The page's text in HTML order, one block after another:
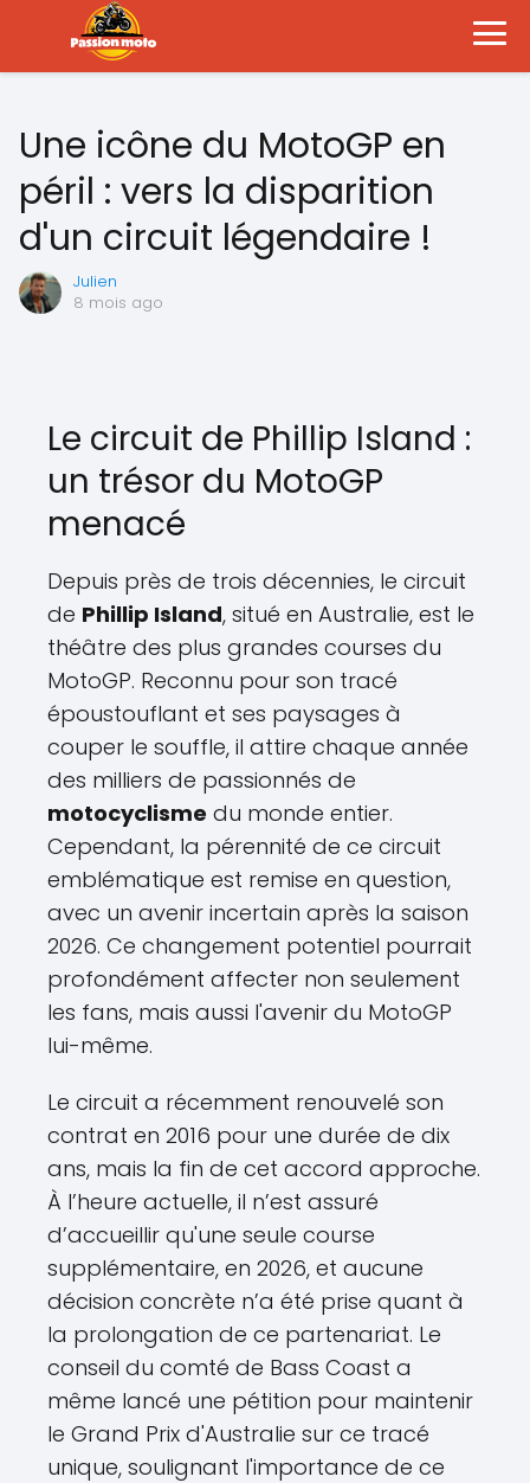
Une icône du MotoGP en
péril : vers la disparition
d'un circuit légendaire !
Julien
8 mois ago
Le circuit de Phillip Island :
un trésor du MotoGP
menacé
Depuis près de trois décennies, le circuit
de Phillip Island, situé en Australie, est le
théâtre des plus grandes courses du
MotoGP. Reconnu pour son tracé
époustouflant et ses paysages à
couper le souffle, il attire chaque année
des milliers de passionnés de
motocyclisme du monde entier.
Cependant, la pérennité de ce circuit
emblématique est remise en question,
avec un avenir incertain après la saison
2026. Ce changement potentiel pourrait
profondément affecter non seulement
les fans, mais aussi l'avenir du MotoGP
lui-même.
Le circuit a récemment renouvelé son
contrat en 2016 pour une durée de dix
ans, mais la fin de cet accord approche.
À l’heure actuelle, il n’est assuré
d’accueillir qu'une seule course
supplémentaire, en 2026, et aucune
décision concrète n’a été prise quant à
la prolongation de ce partenariat. Le
conseil du comté de Bass Coast a
même lancé une pétition pour maintenir
le Grand Prix d'Australie sur ce tracé
unique, soulignant l'importance de ce